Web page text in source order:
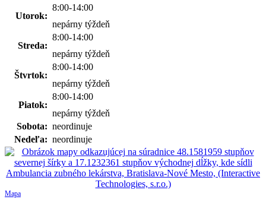
Utorok:
8:00-14:00
nepárny týždeň
Streda:
8:00-14:00
nepárny týždeň
Štvrtok:
8:00-14:00
nepárny týždeň
Piatok:
8:00-14:00
nepárny týždeň
Sobota: neordinuje
Nedeľa: neordinuje
Mapa